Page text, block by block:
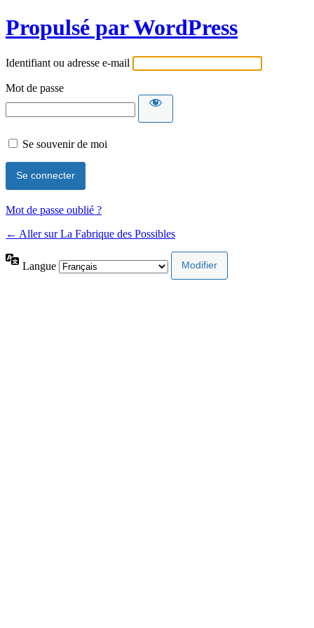
Propulsé par WordPress
Identifiant ou adresse e-mail
Mot de passe
Se souvenir de moi
Mot de passe oublié ?
← Aller sur La Fabrique des Possibles
Langue